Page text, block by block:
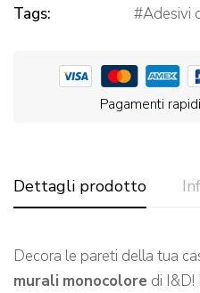
Tags:
Adesivi
Pagamenti
Dettagli prodotto
Decora le pareti della tua
murali monocolore di I&D!